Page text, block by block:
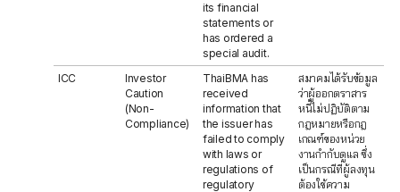
its financial
statements or
has ordered a
special audit.
ICC
Investor
Caution
(Non-
Compliance)
ThaiBMA has
received
information that
the issuer has
failed to comply
with laws or
regulations of
regulatory
สมาคมได้รับข้อมูล
ว่าผู้ออกตราสาร
หนี้ไม่ปฏิบัติตาม
กฎหมายหรือกฎ
เกณฑ์ของหน่วย
งานกำกับดูแล ซึ่ง
เป็นกรณีที่ผู้ลงทุน
ต้องใช้ความ